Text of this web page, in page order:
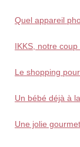
Quel appareil
IKKS, notre
Le shopping
Un bébé déjà à
Une jolie